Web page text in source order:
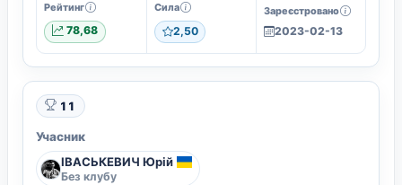
Рейтинг
78,68
Сила
2,50
Зареєстровано
2023-02-13
11
Учасник
ІВАСЬКЕВИЧ Юрій
Без клубу